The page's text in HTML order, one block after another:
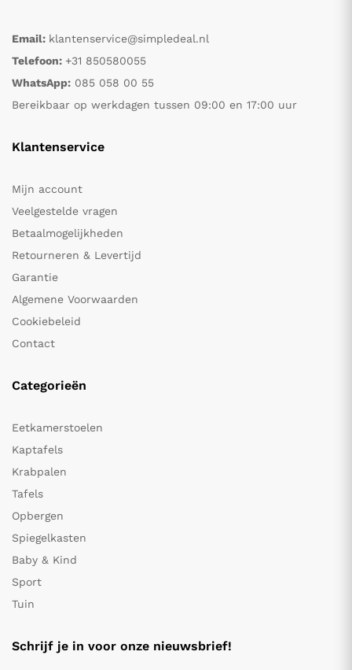
Email: klantenservice@simpledeal.nl
Telefoon: +31 850580055
WhatsApp: 085 058 00 55
Bereikbaar op werkdagen tussen 09:00 en 17:00 uur
Klantenservice
Mijn account
Veelgestelde vragen
Betaalmogelijkheden
Retourneren & Levertijd
Garantie
Algemene Voorwaarden
Cookiebeleid
Contact
Categorieën
Eetkamerstoelen
Kaptafels
Krabpalen
Tafels
Opbergen
Spiegelkasten
Baby & Kind
Sport
Tuin
Schrijf je in voor onze nieuwsbrief!